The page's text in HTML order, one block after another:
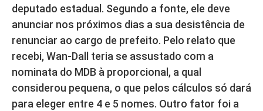
deputado estadual. Segundo a fonte, ele deve
anunciar nos próximos dias a sua desistência de
renunciar ao cargo de prefeito. Pelo relato que
recebi, Wan-Dall teria se assustado com a
nominata do MDB à proporcional, a qual
considerou pequena, o que pelos cálculos só dará
para eleger entre 4 e 5 nomes. Outro fator foi a